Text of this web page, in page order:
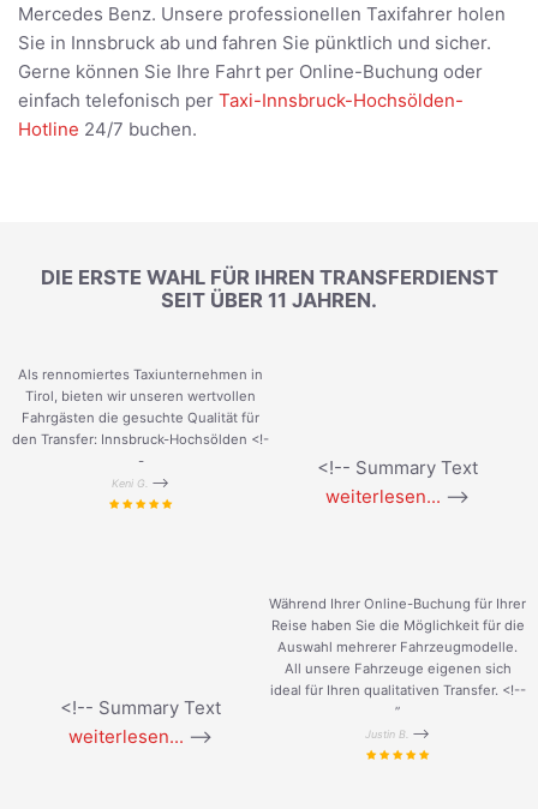
Mercedes Benz. Unsere professionellen Taxifahrer holen
Sie in Innsbruck ab und fahren Sie pünktlich und sicher.
Gerne können Sie Ihre Fahrt per Online-Buchung oder
einfach telefonisch per Taxi-Innsbruck-Hochsölden-
Hotline 24/7 buchen.
DIE ERSTE WAHL FÜR IHREN TRANSFERDIENST
SEIT ÜBER 11 JAHREN.
Als rennomiertes Taxiunternehmen in
Tirol, bieten wir unseren wertvollen
Fahrgästen die gesuchte Qualität für
den Transfer: Innsbruck-Hochsölden <!-
-
Keni G. -->
<!-- Summary Text
weiterlesen... -->
<!-- Summary Text
weiterlesen... -->
Während Ihrer Online-Buchung für Ihrer
Reise haben Sie die Möglichkeit für die
Auswahl mehrerer Fahrzeugmodelle.
All unsere Fahrzeuge eigenen sich
ideal für Ihren qualitativen Transfer. <!--
”
Justin B. -->